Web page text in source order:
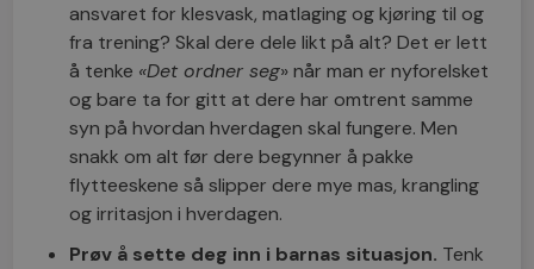
ansvaret for klesvask, matlaging og kjøring til og
fra trening? Skal dere dele likt på alt? Det er lett
å tenke «Det ordner seg» når man er nyforelsket
og bare ta for gitt at dere har omtrent samme
syn på hvordan hverdagen skal fungere. Men
snakk om alt før dere begynner å pakke
flytteeskene så slipper dere mye mas, krangling
og irritasjon i hverdagen.
Prøv å sette deg inn i barnas situasjon. Tenk